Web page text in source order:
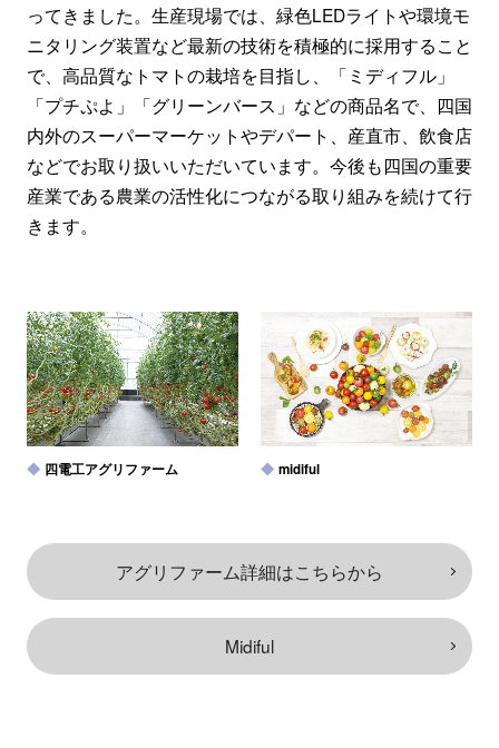
ってきました。生産現場では、緑色LEDライトや環境モ
ニタリング装置など最新の技術を積極的に採用すること
で、高品質なトマトの栽培を目指し、「ミディフル」
「プチぷよ」「グリーンバース」などの商品名で、四国
内外のスーパーマーケットやデパート、産直市、飲食店
などでお取り扱いいただいています。今後も四国の重要
産業である農業の活性化につながる取り組みを続けて行
きます。
四電工アグリファーム midiful
アグリファーム詳細はこちらから
Midiful